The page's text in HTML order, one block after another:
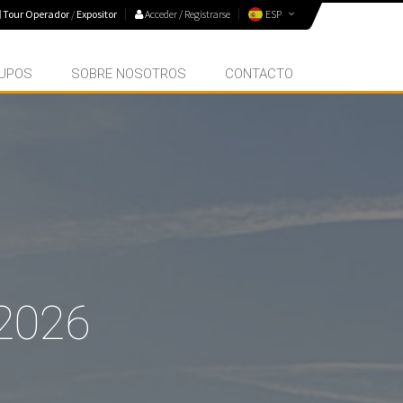
Tour Operador /Expositor Acceder / Registrarse ESP
SOBRE NOSOTROS CONTACTO